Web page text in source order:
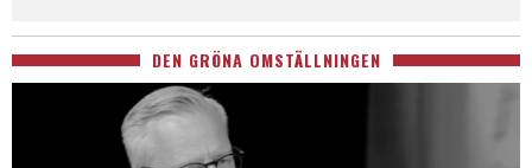
DEN GRÖNA OMSTÄLLNINGEN